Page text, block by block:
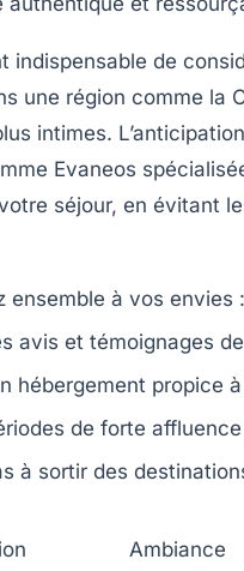
indispensable de
une région comme la
intimes.
Evaneos
séjour, en évitant
ensemble à vos
avis et témoignages
hébergement propice
de forte
à sortir des
Ambiance